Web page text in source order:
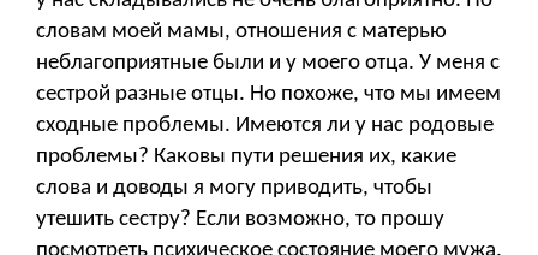
словам моей мамы, отношения с матерью
неблагоприятные были и у моего отца. У меня с
сестрой разные отцы. Но похоже, что мы имеем
сходные проблемы. Имеются ли у нас родовые
проблемы? Каковы пути решения их, какие
слова и доводы я могу приводить, чтобы
утешить сестру? Если возможно, то прошу